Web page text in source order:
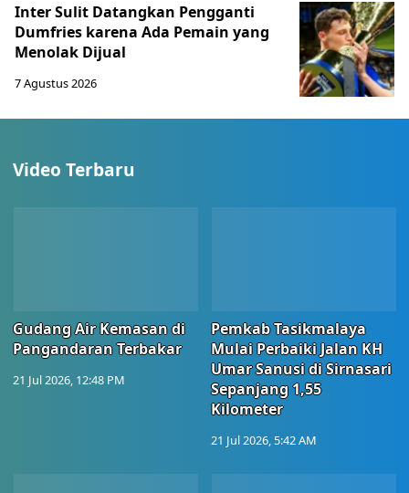
Inter Sulit Datangkan Pengganti
Dumfries karena Ada Pemain yang
Menolak Dijual
7 Agustus 2026
Video Terbaru
Gudang Air Kemasan di
Pangandaran Terbakar
21 Jul 2026, 12:48 PM
Pemkab Tasikmalaya
Mulai Perbaiki Jalan KH
Umar Sanusi di Sirnasari
Sepanjang 1,55
Kilometer
21 Jul 2026, 5:42 AM